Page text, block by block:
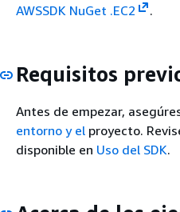
AWSSDK NuGet .EC2
.
Requisitos
Antes de empezar,
entorno y el proyecto.
disponible en Uso del SDK.